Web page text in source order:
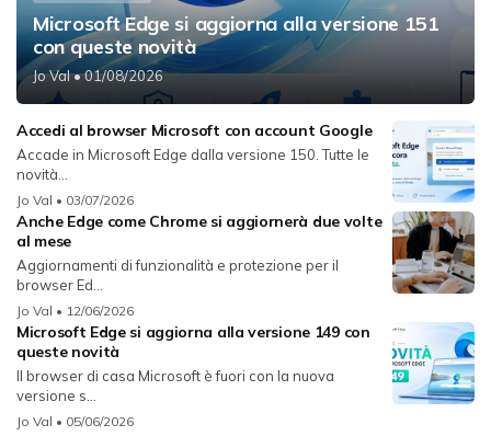
Microsoft Edge si aggiorna alla versione 151
con queste novità
Jo Val• 01/08/2026
Accedi al browser Microsoft con account Google
Accade in Microsoft Edge dalla versione 150. Tutte le
novità...
Jo Val • 03/07/2026
Anche Edge come Chrome si aggiornerà due volte
al mese
Aggiornamenti di funzionalità e protezione per il
browser Ed...
Jo Val • 12/06/2026
Microsoft Edge si aggiorna alla versione 149 con
queste novità
Il browser di casa Microsoft è fuori con la nuova
versione s...
Jo Val • 05/06/2026